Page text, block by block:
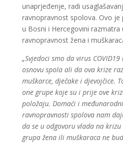
unaprjeđenje, radi
ravnopravnost spolova. Ovo je
u Bosni i Hercegovini razmatra
ravnopravnost žena i
„Svjedoci smo da virus
osnovu spola ali da ova krize
muškarce, dječake i djevojčice.
one grupe koje su i prije ove
položaju. Domaći i
ravnopravnosti spolova nam
da se u odgovoru vlada na
grupa žena ili muškaraca ne